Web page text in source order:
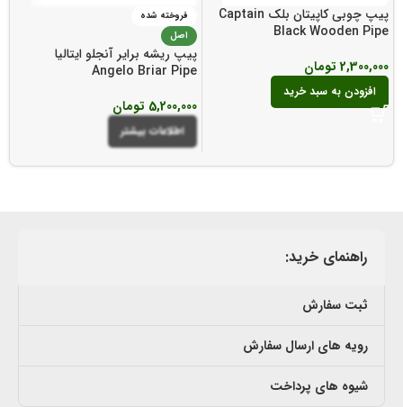
پیپ چوبی کاپیتان بلک Captain
Black Wooden Pipe
2,300,000 تومان
افزودن به سبد خرید
فروخته شده
اصل
پیپ ریشه برایر آنجلو ایتالیا
Angelo Briar Pipe
5,200,000 تومان
اطلاعات بیشتر
راهنمای خرید:
ثبت سفارش
رویه های ارسال سفارش
شیوه های پرداخت